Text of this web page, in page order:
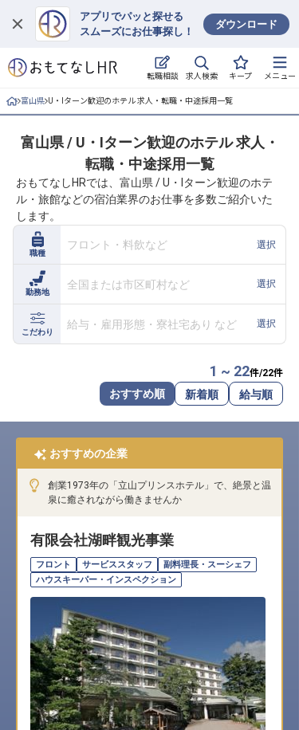
アプリでパッと探せる
スムーズにお仕事探し！
ダウンロード
転職相談 求人検索 キープ メニュー
ログイン
求人・施設を探す
就職・転職 合同説明会
おもてなしHRについて
ご利用の流れ
よくある質問
ホテル・宿泊業界情報コラム
転職サポートに申し込む
採用をお考えの企業様へ
富山県 U・Iターン歓迎のホテル 求人・転職・中途採用一覧
富山県 / U・Iターン歓迎のホテル 求人・
転職・中途採用一覧
おもてなしHRでは、富山県 / U・Iターン歓迎のホテ
ル・旅館などの宿泊業界のお仕事を多数ご紹介いた
します。
職種
フロント・料飲など 選択
勤務地
全国または市区町村など 選択
こだわり
給与・雇用形態・寮社宅あり など 選択
1 ~ 22件/22件
おすすめ順 新着順 給与順
おすすめの企業
創業1973年の「立山プリンスホテル」で、絶景と温
泉に癒されながら働きませんか
有限会社湖畔観光事業
フロント サービススタッフ
副料理長・スーシェフ
ハウスキーパー・インスペクション